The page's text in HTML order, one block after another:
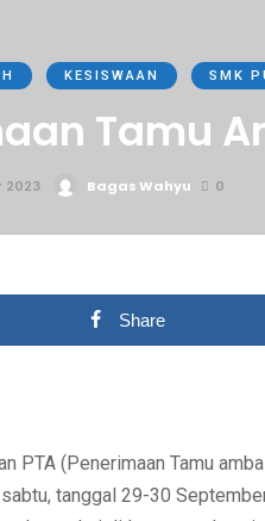
KESISWAAN SMK
Tamu
2023 Bagas Wahyu 0
Share
PTA (Penerimaan Tamu
sabtu, tanggal 29-30